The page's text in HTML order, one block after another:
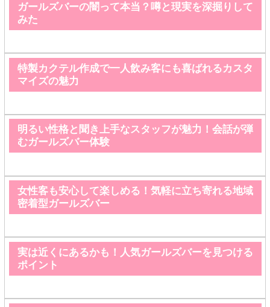
ガールズバーの闇って本当？噂と現実を深掘りして
みた
特製カクテル作成で一人飲み客にも喜ばれるカスタ
マイズの魅力
明るい性格と聞き上手なスタッフが魅力！会話が弾
むガールズバー体験
女性客も安心して楽しめる！気軽に立ち寄れる地域
密着型ガールズバー
実は近くにあるかも！人気ガールズバーを見つける
ポイント